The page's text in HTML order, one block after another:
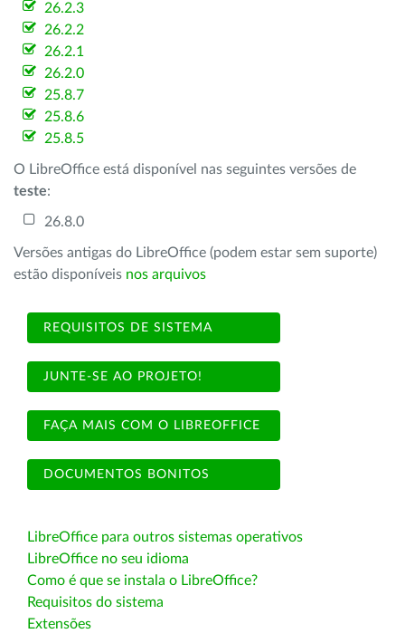
26.2.3
26.2.2
26.2.1
26.2.0
25.8.7
25.8.6
25.8.5
O LibreOffice está disponível nas seguintes versões de
teste:
26.8.0
Versões antigas do LibreOffice (podem estar sem suporte)
estão disponíveis nos arquivos
REQUISITOS DE SISTEMA
JUNTE-SE AO PROJETO!
FAÇA MAIS COM O LIBREOFFICE
DOCUMENTOS BONITOS
LibreOffice para outros sistemas operativos
LibreOffice no seu idioma
Como é que se instala o LibreOffice?
Requisitos do sistema
Extensões